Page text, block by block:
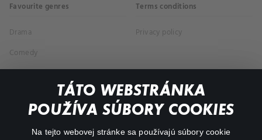
TÁTO WEBSTRÁNKA
POUŽÍVA SÚBORY COOKIES
Na tejto webovej stránke sa používajú súbory cookie
Favourite genres
Drama
Comedy
Terms conditions
Privacy policy